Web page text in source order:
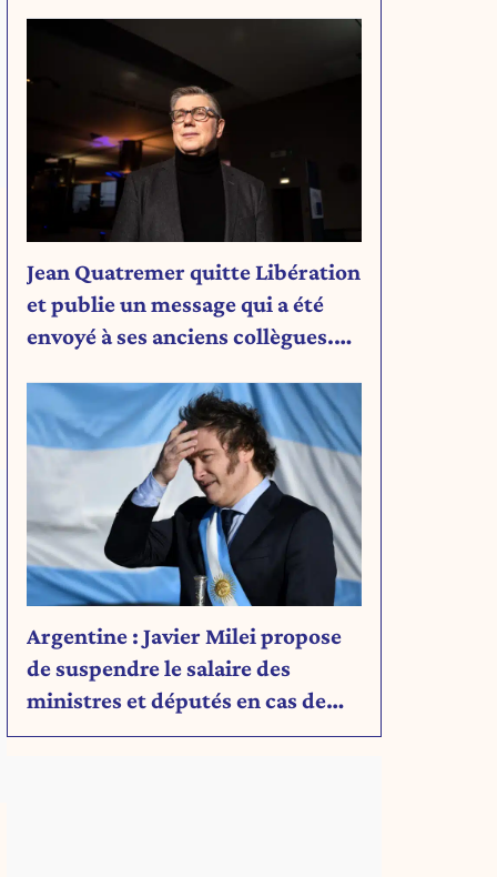
Jean Quatremer quitte Libération
et publie un message qui a été
envoyé à ses anciens collègues.
Argentine : Javier Milei propose
de suspendre le salaire des
ministres et députés en cas de
déficit budgétaire